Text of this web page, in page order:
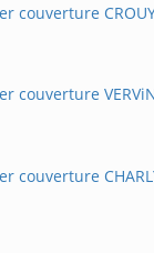
couverture
couverture
couverture